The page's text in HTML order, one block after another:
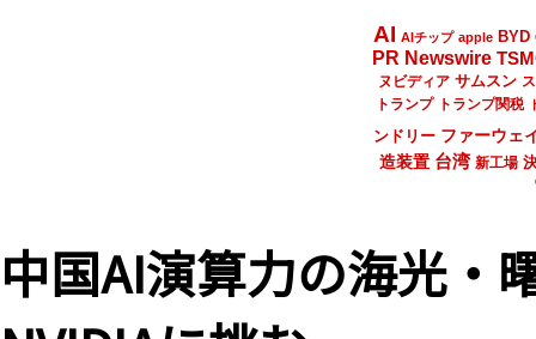
AI AIチップ apple BYD
PR Newswire
ヌビディア サムスン
トランプ
トランプ関税
ンドリー ファーウェ
造装置 台湾 新工場
中国AI演算力の海光・